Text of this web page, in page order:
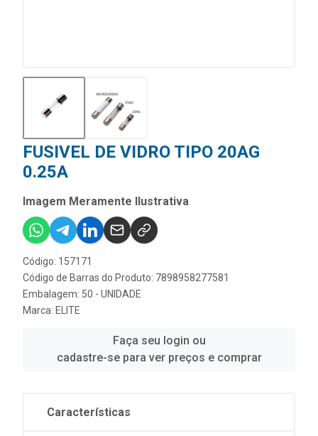
FUSIVEL DE VIDRO TIPO 20AG
0.25A
Imagem Meramente Ilustrativa
Código: 157171
Código de Barras do Produto: 7898958277581
Embalagem: 50 - UNIDADE
Marca: ELITE
Faça seu login ou
cadastre-se para ver preços e comprar
Características